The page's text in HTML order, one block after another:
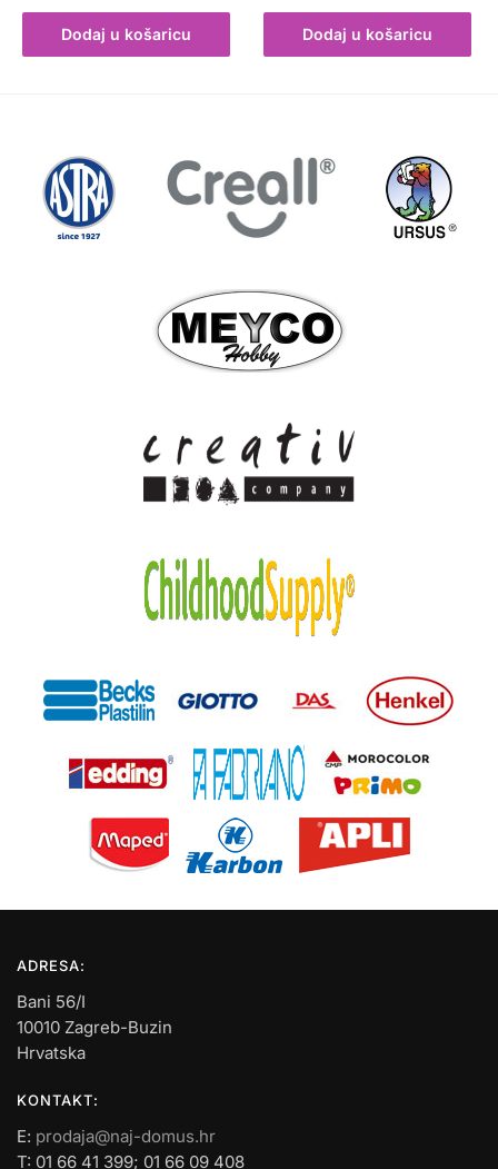
Dodaj u košaricu Dodaj u košaricu
ADRESA:
Bani 56/I
10010 Zagreb-Buzin
Hrvatska
KONTAKT:
E: prodaja@naj-domus.hr
T: 01 66 41 399; 01 66 09 408